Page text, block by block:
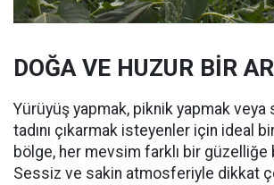
DOĞA VE HUZUR BİR
Yürüyüş yapmak, piknik yapmak veya
tadını çıkarmak isteyenler için ideal
bölge, her mevsim farklı bir güzelliğe
Sessiz ve sakin atmosferiyle dikkat